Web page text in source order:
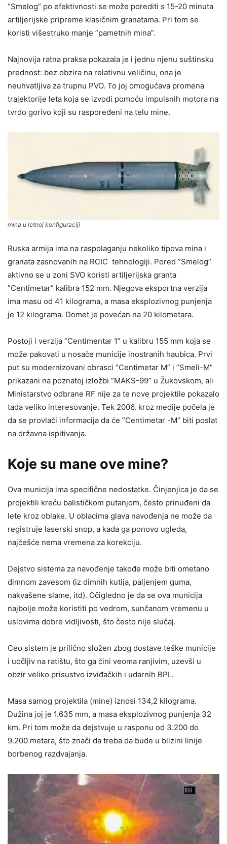
”Smelog” po efektivnosti se može porediti s 15-20 minuta
artiljerijske pripreme klasičnim granatama. Pri tom se
koristi višestruko manje ”pametnih mina”.
Najnovija ratna praksa pokazala je i jednu njenu suštinsku
prednost: bez obzira na relativnu veličinu, ona je
neuhvatljiva za trupnu PVO. To joj omogućava promena
trajektorije leta koja se izvodi pomoću impulsnih motora na
tvrdo gorivo koji su raspoređeni na telu mine.
mina u letnoj konfiguraciji
Ruska armija ima na raspolaganju nekoliko tipova mina i
granata zasnovanih na RCIC tehnologiji. Pored ”Smelog”
aktivno se u zoni SVO koristi artiljerijska granta
”Centimetar” kalibra 152 mm. Njegova eksportna verzija
ima masu od 41 kilograma, a masa eksplozivnog punjenja
je 12 kilograma. Domet je povećan na 20 kilometara.
Postoji i verzija ”Centimentar 1” u kalibru 155 mm koja se
može pakovati u nosače municije inostranih haubica. Prvi
put su modernizovani obrasci ”Centimetar M” i ”Smeli-M”
prikazani na poznatoj izložbi ”MAKS-99” u Žukovskom, ali
Ministarstvo odbrane RF nije za te nove projektile pokazalo
tada veliko interesovanje. Tek 2006. kroz medije počela je
da se provlači informacija da će ”Centimetar -M” biti poslat
na državna ispitivanja.
Koje su mane ove mine?
Ova municija ima specifične nedostatke. Činjenjica je da se
projektili kreću balističkom putanjom, često prinuđeni da
lete kroz oblake. U oblacima glava navođenja ne može da
registruje laserski snop, a kada ga ponovo ugleda,
najčešće nema vremena za korekciju.
Dejstvo sistema za navođenje takođe može biti ometano
dimnom zavesom (iz dimnih kutija, paljenjem guma,
nakvašene slame, itd). Očigledno je da se ova municija
najbolje može koristiti po vedrom, sunčanom vremenu u
uslovima dobre vidljivosti, što često nije slučaj.
Ceo sistem je prilično složen zbog dostave teške municije
i uočljiv na ratištu, što ga čini veoma ranjivim, uzevši u
obzir veliko prisustvo izviđačkih i udarnih BPL.
Masa samog projektila (mine) iznosi 134,2 kilograma.
Dužina joj je 1.635 mm, a masa eksplozivnog punjenja 32
km. Pri tom može da dejstvuje u rasponu od 3.200 do
9.200 metara, što znači da treba da bude u blizini linije
borbenog razdvajanja.